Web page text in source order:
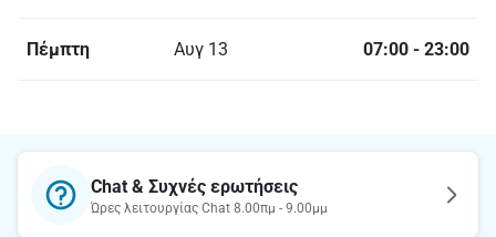
Πέμπτη Αυγ 13 07:00 - 23:00
Chat & Συχνές ερωτήσεις
Ώρες λειτουργίας Chat 8.00πμ - 9.00μμ